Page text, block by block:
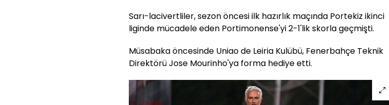
Sarı-lacivertliler, sezon öncesi ilk hazırlık maçında Portekiz ikinci
liginde mücadele eden Portimonense'yi 2-1'lik skorla geçmişti.
Müsabaka öncesinde Uniao de Leiria Kulübü, Fenerbahçe Teknik
Direktörü Jose Mourinho'ya forma hediye etti.